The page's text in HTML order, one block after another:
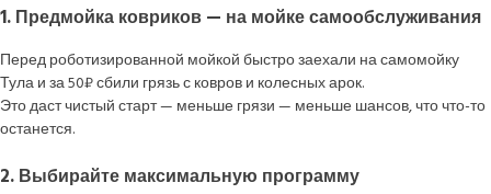
1. Предмойка ковриков — на мойке самообслуживания
Перед роботизированной мойкой быстро заехали на самомойку
Тула и за 50₽ сбили грязь с ковров и колесных арок.
Это даст чистый старт — меньше грязи — меньше шансов, что что-то
останется.
2. Выбирайте максимальную программу